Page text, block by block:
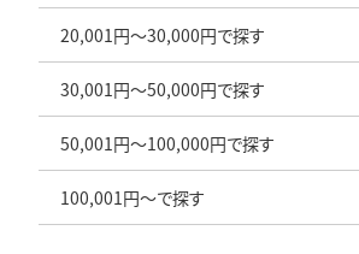
20,001円～30,000円で探す
30,001円～50,000円で探す
50,001円～100,000円で探す
100,001円～で探す